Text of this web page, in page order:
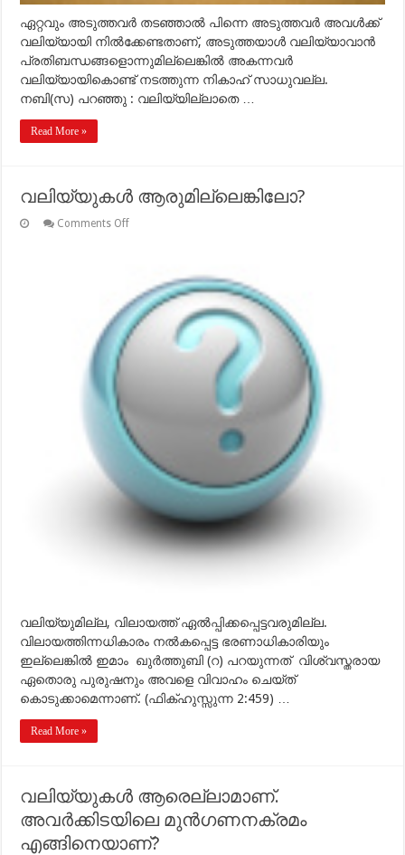
ഏറ്റവും അടുത്തവര്‍ തടഞ്ഞാല്‍ പിന്നെ അടുത്തവര്‍ അവള്‍ക്ക്
വലിയ്യായി നില്‍ക്കേണ്ടതാണ്, അടുത്തയാള്‍ വലിയ്യാവാന്‍
പ്രതിബന്ധങ്ങളൊന്നുമില്ലെങ്കില്‍ അകന്നവര്‍
വലിയ്യായികൊണ്ട് നടത്തുന്ന നികാഹ് സാധുവല്ല.
നബി(സ) പറഞ്ഞു : വലിയ്യില്ലാതെ …
Read More »
വലിയ്യുകള്‍ ആരുമില്ലെങ്കിലോ?
Comments Offon
വലിയ്യുമില്ല, വിലായത്ത് ഏല്‍പ്പിക്കപ്പെട്ടവരുമില്ല.
വിലായത്തിന്നധികാരം നല്‍കപ്പെട്ട ഭരണാധികാരിയും
ഇല്ലെങ്കില്‍ ഇമാം ഖുര്‍ത്തുബി (റ) പറയുന്നത് വിശ്വസ്തരായ
ഏതൊരു പുരുഷനും അവളെ വിവാഹം ചെയ്ത്
കൊടുക്കാമെന്നാണ്. (ഫിക്ഹുസ്സുന്ന 2:459) …
Read More »
വലിയ്യുകള്‍ ആരെല്ലാമാണ്.
അവര്‍ക്കിടയിലെ മുന്‍ഗണനക്രമം
എങ്ങിനെയാണ്?